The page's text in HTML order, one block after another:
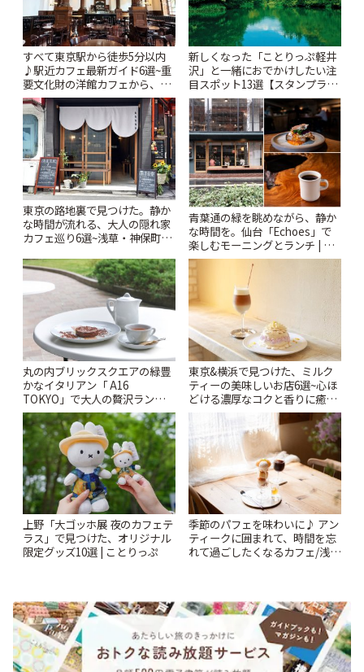
すべて東京駅から徒歩5分以内
♪駅近カフェ最新ガイド6選~重
要文化財の洋館カフェから、改
札すぐのレトロ喫茶まで~ | こと
りっぷ
新しくなった「ことりっぷ軽井
沢」と一緒におでかけしたい注
目スポット13選【スタンプラリ
ー開催中】 | ことりっぷ
東京の路地裏で見つけた。静か
な時間が流れる、大人の隠れ家
カフェ巡り6選~浅草・神保町・
青葉通の緑を眺めながら、静か
な時間を。仙台「Echoes」で
楽しむモーニングとランチ | こ
とりっぷ
丸の内ブリックスクエアの緑豊
かなイタリアン「 A16
TOKYO」で大人の贅沢ランチ |
ことりっぷ
東京&横浜で見つけた、ミルク
ティーの美味しいお店6選~心ほ
どける濃厚なコクと香りに癒や
されるティータイム~ | ことりっ
上野「大ゴッホ展 夜のカフェテ
ラス」で見つけた、オリジナル
限定グッズ10選 | ことりっぷ
季節のパフェを味わいに♪ アン
ティークに囲まれて、時間を忘
れて過ごしたくなるカフェ/浅草